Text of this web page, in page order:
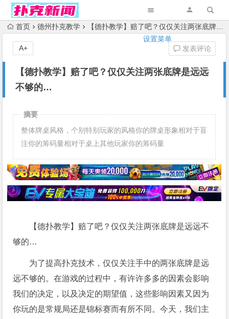
设置菜单
首页 德州扑克教学 【德扑教学】赔了吧？仅仅关注两张底牌是远远不够的…
【德扑教学】赔了吧？仅仅关注两张底牌是远远
不够的…
发表评论
A+
摘要
整体牌桌风格，个别特别玩家的风格你的牌桌形象相对于盲
注你的筹码量相对于桌上其他玩家你的筹码量
【德扑教学】赔了吧？仅仅关注两张底牌是远远不
够的…
为了提高扑克技术，仅仅关注手中的两张底牌是远
远不够的。在游戏的过程中，有许许多多的因素会影响
我们的决定，以及决定的期望值，这些影响因素又因为
你玩的是常规局还是锦标赛而有所不同。今天，我们主